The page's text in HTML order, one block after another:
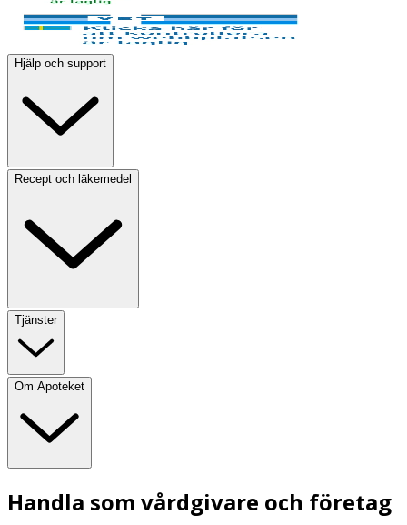
Hjälp och support
Recept och läkemedel
Tjänster
Om Apoteket
Handla som vårdgivare och företag